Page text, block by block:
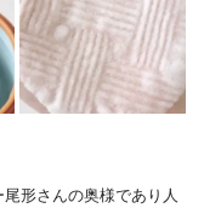
形さんの奥様であり人